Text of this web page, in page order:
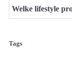
Welke lifestyle
Tags